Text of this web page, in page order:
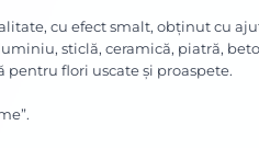
cu efect smalt, obţinut cu
sticlă, ceramică, piatră,
flori uscate şi proaspete.